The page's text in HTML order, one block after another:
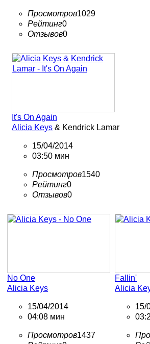
Просмотров1029
Рейтинг0
Отзывов0
It's On Again
Alicia Keys & Kendrick Lamar
15/04/2014
03:50 мин
Просмотров1540
Рейтинг0
Отзывов0
No One
Alicia Keys
15/04/2014
04:08 мин
Просмотров1437
Fallin'
Alicia
15/